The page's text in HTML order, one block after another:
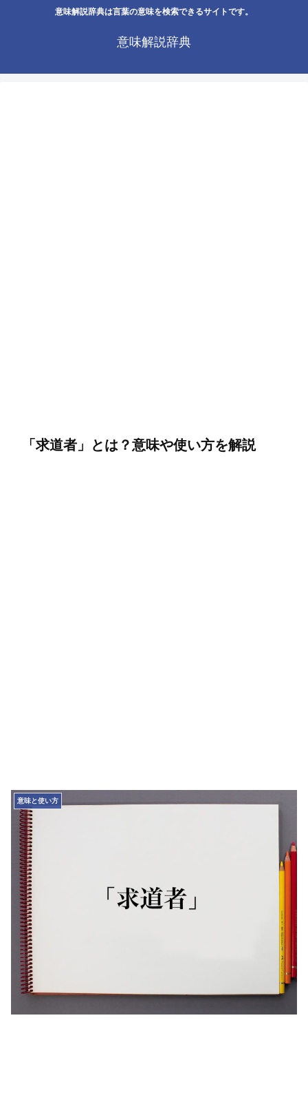
意味解説辞典は言葉の意味を検索できるサイトです。
意味解説辞典
「求道者」とは？意味や使い方を解説
意味と使い方